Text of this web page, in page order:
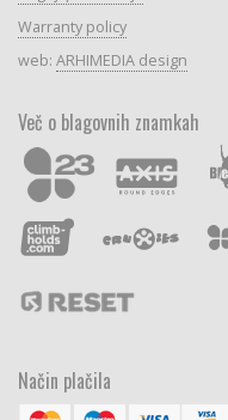
Warranty policy
web: ARHIMEDIA design
Več o blagovnih znamkah
Način plačila